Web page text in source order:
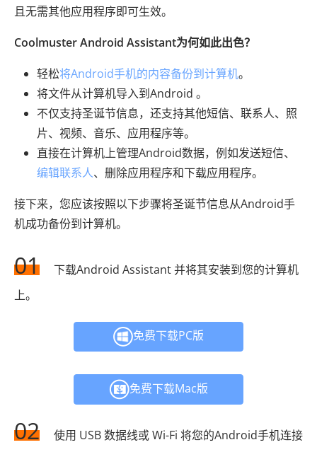
且无需其他应用程序即可生效。
Coolmuster Android Assistant为何如此出色？
轻松将Android手机的内容备份到计算机。
将文件从计算机导入到Android 。
不仅支持圣诞节信息，还支持其他短信、联系人、照
片、视频、音乐、应用程序等。
直接在计算机上管理Android数据，例如发送短信、
编辑联系人、删除应用程序和下载应用程序。
接下来，您应该按照以下步骤将圣诞节信息从Android手
机成功备份到计算机。
01
下载Android Assistant 并将其安装到您的计算机
上。
免费下载PC版
免费下载Mac版
02
使用 USB 数据线或 Wi-Fi 将您的Android手机连接